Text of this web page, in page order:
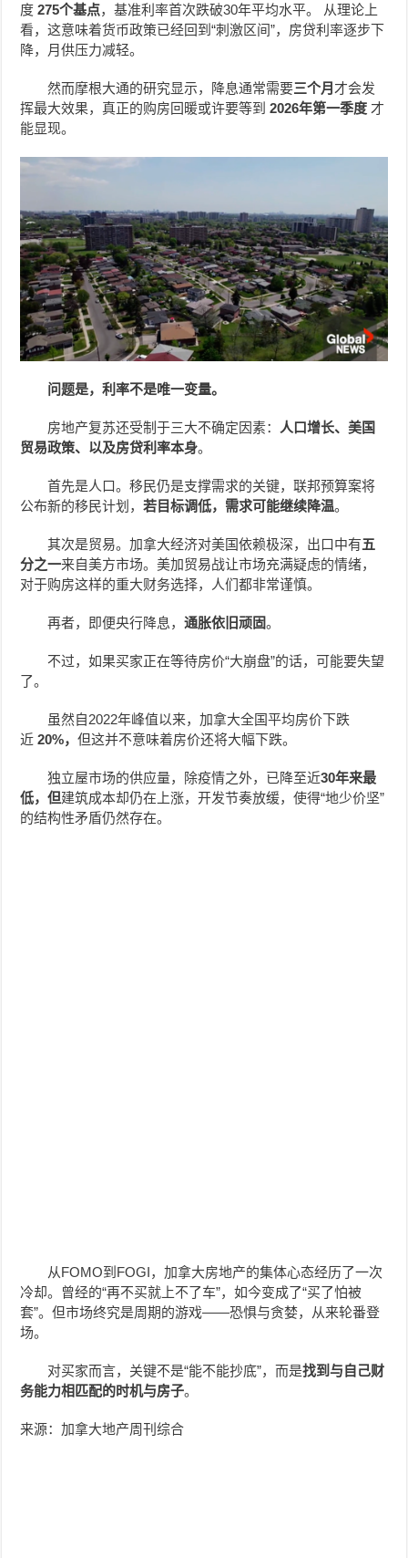
度275个基点，基准利率首次跌破30年平均水平。 从理论上
看，这意味着货币政策已经回到“刺激区间”，房贷利率逐步下
降，月供压力减轻。
然而摩根大通的研究显示，降息通常需要三个月 才会发
挥最大效果，真正的购房回暖或许要等到2026年第一季度 才
能显现。
问题是，利率不是唯一变量。
房地产复苏还受制于三大不确定因素：
人口增长、美国
贸易政策、以及房贷利率本身。
首先是人口。移民仍是支撑需求的关键，联邦预算案将
公布新的移民计划，若目标调低，需求可能继续降温。
其次是贸易。加拿大经济对美国依赖极深，出口中有五
分之一来自美方市场。美加贸易战让市场充满疑虑的情绪，
对于购房这样的重大财务选择，人们都非常谨慎。
再者，即便央行降息，通胀依旧顽固。
不过，如果买家正在等待房价“大崩盘”的话，可能要失望
了。
虽然自2022年峰值以来，加拿大全国平均房价下跌
近20%，但这并不意味着房价还将大幅下跌。
独立屋市场的供应量，除疫情之外，已降至近30年来最
低，但建筑成本却仍在上涨，开发节奏放缓，使得“地少价坚”
的结构性矛盾仍然存在。
从FOMO到FOGI，加拿大房地产的集体心态经历了一次
冷却。曾经的“再不买就上不了车”，如今变成了“买了怕被
套”。但市场终究是周期的游戏——恐惧与贪婪，从来轮番登
场。
对买家而言，关键不是“能不能抄底”，而是找到与自己财
务能力相匹配的时机与房子。
来源：加拿大地产周刊综合